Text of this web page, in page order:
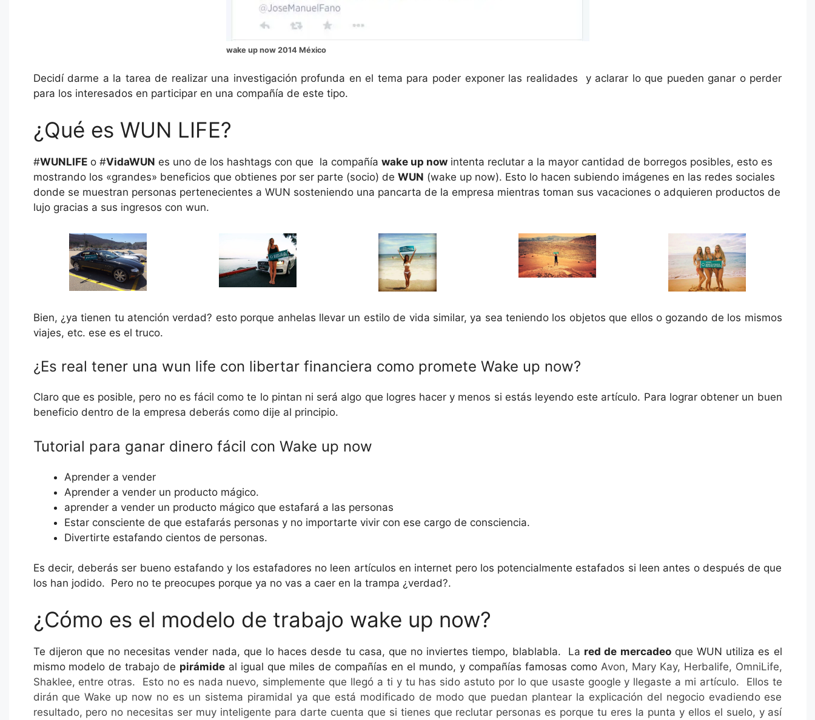
wake up now 2014 México
Decidí darme a la tarea de realizar una investigación profunda en el tema para poder exponer las realidades y aclarar lo que pueden ganar o perder
para los interesados en participar en una compañía de este tipo.
¿Qué es WUN LIFE?
#WUNLIFEo #VidaWUN es uno de los hashtags con que la compañía wake up nowintenta reclutar a la mayor cantidad de borregos posibles, esto es
mostrando los «grandes» beneficios que obtienes por ser parte (socio) de WUN (wake up now). Esto lo hacen subiendo imágenes en las redes sociales
donde se muestran personas pertenecientes a WUN sosteniendo una pancarta de la empresa mientras toman sus vacaciones o adquieren productos de
lujo gracias a sus ingresos con wun.
Bien, ¿ya tienen tu atención verdad? esto porque anhelas llevar un estilo de vida similar, ya sea teniendo los objetos que ellos o gozando de los mismos
viajes, etc. ese es el truco.
¿Es real tener una wun life con libertar financiera como promete Wake up now?
Claro que es posible, pero no es fácil como te lo pintan ni será algo que logres hacer y menos si estás leyendo este artículo. Para lograr obtener un buen
beneficio dentro de la empresa deberás como dije al principio.
Tutorial para ganar dinero fácil con Wake up now
Aprender a vender
Aprender a vender un producto mágico.
aprender a vender un producto mágico que estafará a las personas
Estar consciente de que estafarás personas y no importarte vivir con ese cargo de consciencia.
Divertirte estafando cientos de personas.
Es decir, deberás ser bueno estafando y los estafadores no leen artículos en internet pero los potencialmente estafados si leen antes o después de que
los han jodido. Pero no te preocupes porque ya no vas a caer en la trampa ¿verdad?.
¿Cómo es el modelo de trabajo wake up now?
Te dijeron que no necesitas vender nada, que lo haces desde tu casa, que no inviertes tiempo, blablabla. La red de mercadeoque WUN utiliza es el
mismo modelo de trabajo de pirámide al igual que miles de compañías en el mundo, y compañías famosas comoAvon, Mary Kay, Herbalife, OmniLife,
Shaklee, entre otras. Esto no es nada nuevo, simplemente que llegó a ti y tu has sido astuto por lo que usaste google y llegaste a mi artículo. Ellos te
dirán que Wake up now no es un sistema piramidal ya que está modificado de modo que puedan plantear la explicación del negocio evadiendo ese
resultado, pero no necesitas ser muy inteligente para darte cuenta que si tienes que reclutar personas es porque tu eres la punta y ellos el suelo, y así